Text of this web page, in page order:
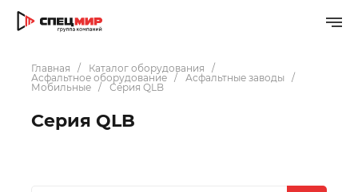
Главная
Каталог оборудования
Асфальтное оборудование
Асфальтные заводы
Мобильные
Серия QLB
Серия QLB